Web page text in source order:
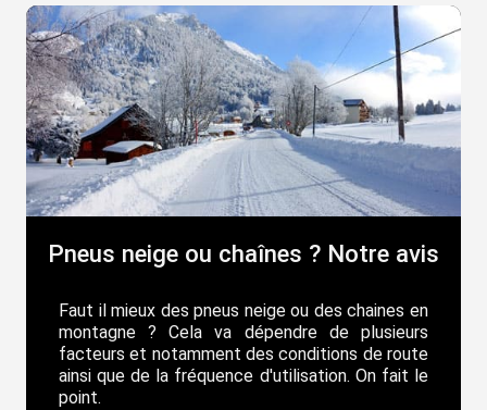
Pneus neige ou chaînes ? Notre avis
Faut il mieux des pneus neige ou des chaines en
montagne ? Cela va dépendre de plusieurs
facteurs et notamment des conditions de route
ainsi que de la fréquence d'utilisation. On fait le
point.